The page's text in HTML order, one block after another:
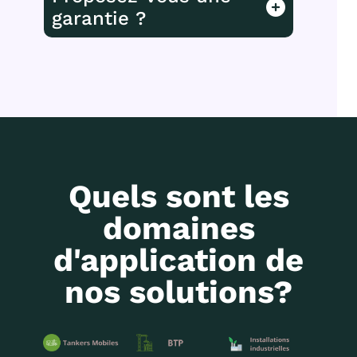
garantie ?
Quels sont les
domaines
d'application de
nos solutions?